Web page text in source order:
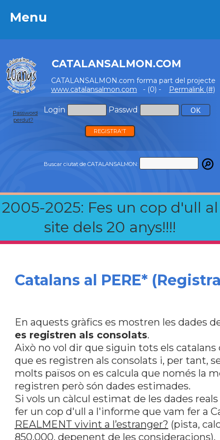
Menu
CATALANSALMON.COM
CATALANSALMON.com forma part del projecte
www.catalansalmon.com - (0) - Permalink (#)
Login Passwd
Password
perdut?
REGISTRA'T
Buscar ciutat de CATALANSALMON:
2005-2025: Fes un cop d'ull al
site dels 20 anys!!!!
Menu
Catalans al PERE*
En aquests gràfics es mostren les dades
es registren als consolats.
Això no vol dir que siguin tots els
que es registren als consolats i, per tant,
molts països on es calcula que només la
registren però són dades estimades.
Si vols un càlcul estimat de les dades
fer un cop d'ull a l'informe que vam fer a
REALMENT vivint a l’estranger? (pista,
850.000, depenent de les consideracions).